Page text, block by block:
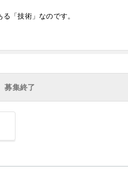
「技術」なのです。
募集終了